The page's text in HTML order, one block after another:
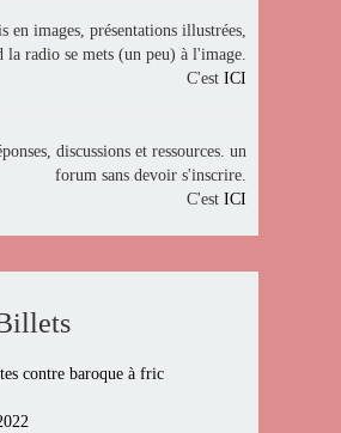
en images, présentations illustrées,
la radio se mets (un peu) à l'image.
C'est ICI
discussions et ressources. un
forum sans devoir s'inscrire.
C'est ICI
contre baroque à fric